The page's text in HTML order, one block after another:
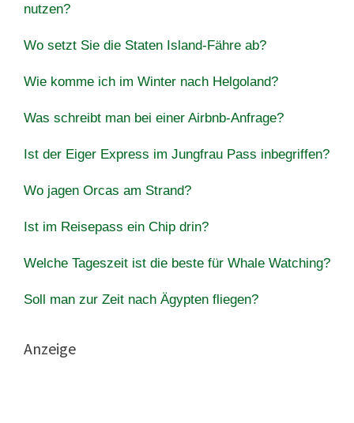
nutzen?
Wo setzt Sie die Staten Island-Fähre ab?
Wie komme ich im Winter nach Helgoland?
Was schreibt man bei einer Airbnb-Anfrage?
Ist der Eiger Express im Jungfrau Pass inbegriffen?
Wo jagen Orcas am Strand?
Ist im Reisepass ein Chip drin?
Welche Tageszeit ist die beste für Whale Watching?
Soll man zur Zeit nach Ägypten fliegen?
Anzeige